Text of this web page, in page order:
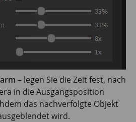
– legen Sie die Zeit fest, nach
in die Ausgangsposition
das nachverfolgte Objekt
wird.